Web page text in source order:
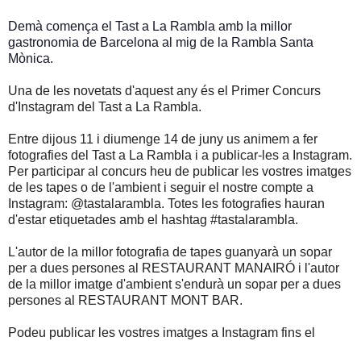
Demà comença el Tast a La Rambla amb la millor
gastronomia de Barcelona al mig de la Rambla Santa
Mònica.
Una de les novetats d'aquest any és el Primer Concurs
d'Instagram del Tast a La Rambla.
Entre dijous 11 i diumenge 14 de juny us animem a fer
fotografies del Tast a La Rambla i a publicar-les a Instagram.
Per participar al concurs heu de publicar les vostres imatges
de les tapes o de l'ambient i seguir el nostre compte a
Instagram: @tastalarambla. Totes les fotografies hauran
d'estar etiquetades amb el hashtag #tastalarambla.
L'autor de la millor fotografia de tapes guanyarà un sopar
per a dues persones al RESTAURANT MANAIRÓ i l'autor
de la millor imatge d'ambient s'endurà un sopar per a dues
persones al RESTAURANT MONT BAR.
Podeu publicar les vostres imatges a Instagram fins el